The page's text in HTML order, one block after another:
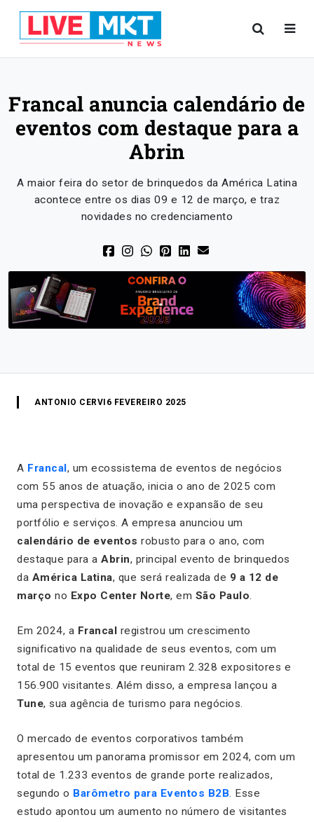
Francal anuncia calendário de
eventos com destaque para a
Abrin
A maior feira do setor de brinquedos da América Latina
acontece entre os dias 09 e 12 de março, e traz
novidades no credenciamento
ANTONIO CERVI 6 FEVEREIRO 2025
A Francal, um ecossistema de eventos de negócios
com 55 anos de atuação, inicia o ano de 2025 com
uma perspectiva de inovação e expansão de seu
portfólio e serviços. A empresa anunciou um
calendário de eventos robusto para o ano, com
destaque para a Abrin, principal evento de brinquedos
da América Latina, que será realizada de 9 a 12 de
março no Expo Center Norte, em São Paulo.
Em 2024, a Francal registrou um crescimento
significativo na qualidade de seus eventos, com um
total de 15 eventos que reuniram 2.328 expositores e
156.900 visitantes. Além disso, a empresa lançou a
Tune, sua agência de turismo para negócios.
O mercado de eventos corporativos também
apresentou um panorama promissor em 2024, com um
total de 1.233 eventos de grande porte realizados,
segundo o Barômetro para Eventos B2B. Esse
estudo apontou um aumento no número de visitantes